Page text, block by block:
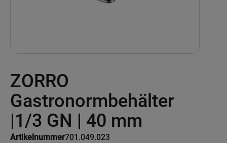
ZORRO
Gastronormbehälter
|1/3 GN | 40 mm
Artikelnummer701.049.023
to
the
beginning
of
images
gallery